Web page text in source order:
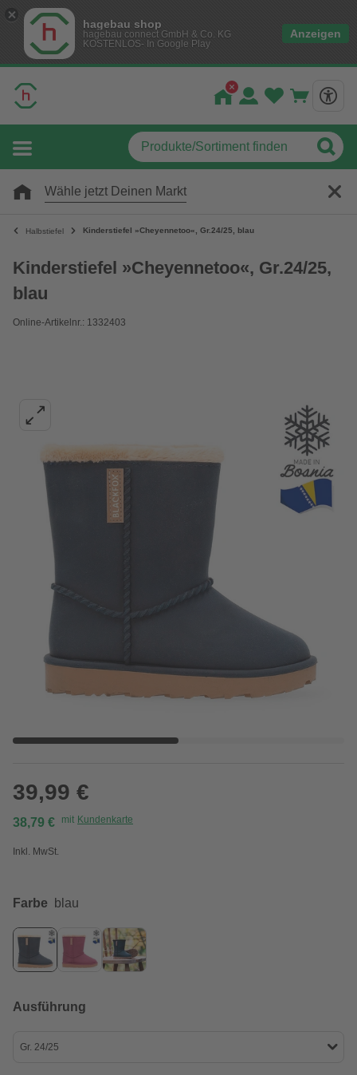
hagebau shop
hagebau connect GmbH & Co. KG
KOSTENLOS- In Google Play
Anzeigen
Wähle jetzt Deinen Markt
Halbstiefel Kinderstiefel »Cheyennetoo«, Gr.24/25, blau
Kinderstiefel »Cheyennetoo«, Gr.24/25,
blau
Online-Artikelnr.: 1332403
39,99 €
38,79 € mit Kundenkarte
Inkl. MwSt.
Farbe blau
Ausführung
Gr. 24/25